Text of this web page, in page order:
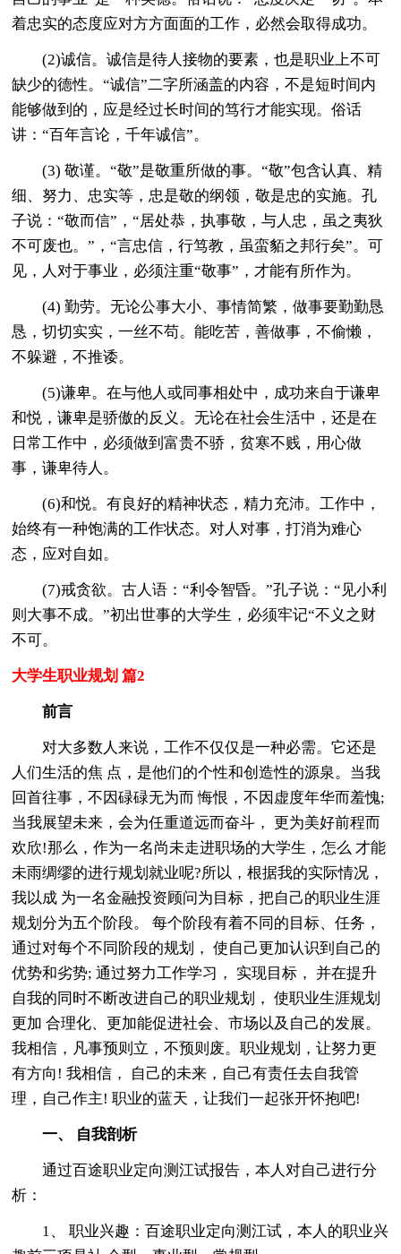
着忠实的态度应对方方面面的工作，必然会取得成功。
(2)诚信。诚信是待人接物的要素，也是职业上不可
缺少的德性。“诚信”二字所涵盖的内容，不是短时间内
能够做到的，应是经过长时间的笃行才能实现。俗话
讲：“百年言论，千年诚信”。
(3) 敬谨。“敬”是敬重所做的事。“敬”包含认真、精
细、努力、忠实等，忠是敬的纲领，敬是忠的实施。孔
子说：“敬而信”，“居处恭，执事敬，与人忠，虽之夷狄
不可废也。”，“言忠信，行笃教，虽蛮貊之邦行矣”。可
见，人对于事业，必须注重“敬事”，才能有所作为。
(4) 勤劳。无论公事大小、事情简繁，做事要勤勤恳
恳，切切实实，一丝不苟。能吃苦，善做事，不偷懒，
不躲避，不推诿。
(5)谦卑。在与他人或同事相处中，成功来自于谦卑
和悦，谦卑是骄傲的反义。无论在社会生活中，还是在
日常工作中，必须做到富贵不骄，贫寒不贱，用心做
事，谦卑待人。
(6)和悦。有良好的精神状态，精力充沛。工作中，
始终有一种饱满的工作状态。对人对事，打消为难心
态，应对自如。
(7)戒贪欲。古人语：“利令智昏。”孔子说：“见小利
则大事不成。”初出世事的大学生，必须牢记“不义之财
不可。
大学生职业规划 篇2
前言
对大多数人来说，工作不仅仅是一种必需。它还是
人们生活的焦 点，是他们的个性和创造性的源泉。当我
回首往事，不因碌碌无为而 悔恨，不因虚度年华而羞愧;
当我展望未来，会为任重道远而奋斗， 更为美好前程而
欢欣!那么，作为一名尚未走进职场的大学生，怎么 才能
未雨绸缪的进行规划就业呢?所以，根据我的实际情况，
我以成 为一名金融投资顾问为目标，把自己的职业生涯
规划分为五个阶段。 每个阶段有着不同的目标、任务，
通过对每个不同阶段的规划， 使自己更加认识到自己的
优势和劣势; 通过努力工作学习， 实现目标， 并在提升
自我的同时不断改进自己的职业规划， 使职业生涯规划
更加 合理化、更加能促进社会、市场以及自己的发展。
我相信，凡事预则立，不预则废。职业规划，让努力更
有方向! 我相信， 自己的未来，自己有责任去自我管
理，自己作主! 职业的蓝天，让我们一起张开怀抱吧!
一、 自我剖析
通过百途职业定向测江试报告，本人对自己进行分
析：
1、 职业兴趣：百途职业定向测江试，本人的职业兴